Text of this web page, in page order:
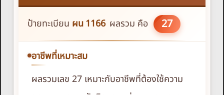
ป้ายทะเบียน ผน1166 ผลรวม คือ 27
อาชีพที่เหมาะสม
ผลรวมเลข 27 เหมาะกับอาชีพที่ต้องใช้ความ